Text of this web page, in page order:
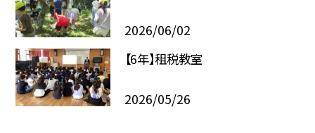
2026/06/02
【6年】租税教室
2026/05/26